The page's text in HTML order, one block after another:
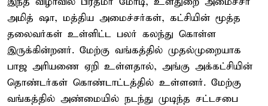
அமித் ஷா, மத்திய அமைச்சர்கள், கட்சியின் மூத்த
தலைவர்கள் உள்ளிட்ட பலர் கலந்து கொள்ள
இருக்கின்றனர். மேற்கு வங்கத்தில் முதல்முறையாக
பாஜ அரியணை ஏறி உள்ளதால், அங்கு அக்கட்சியின்
தொண்டர்கள் கொண்டாட்டத்தில் உள்ளனர். மேற்கு
வங்கத்தில் அண்மையில் நடந்து முடிந்த சட்டசபை